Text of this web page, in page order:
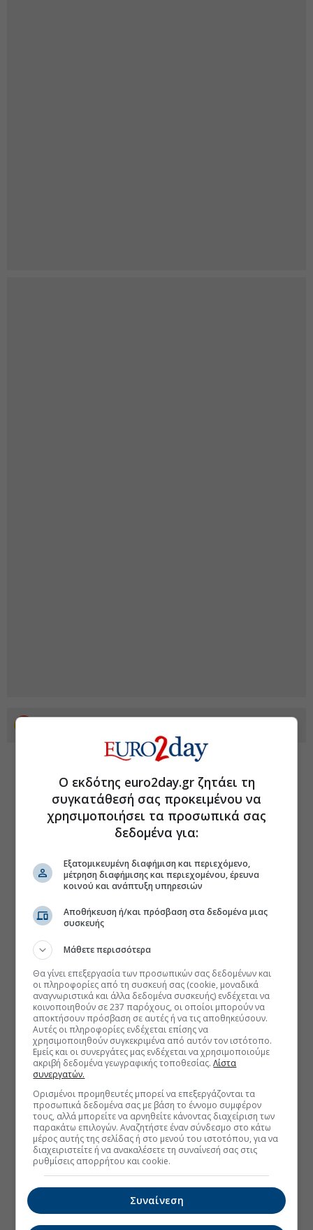
Ο εκδότης euro2day.gr ζητάει τη
συγκατάθεσή σας προκειμένου να
χρησιμοποιήσει τα προσωπικά σας
δεδομένα για:
Εξατομικευμένη διαφήμιση και περιεχόμενο,
μέτρηση διαφήμισης και περιεχομένου, έρευνα
κοινού και ανάπτυξη υπηρεσιών
Αποθήκευση ή/και πρόσβαση στα δεδομένα μιας
συσκευής
Μάθετε περισσότερα
Θα γίνει επεξεργασία των προσωπικών σας δεδομένων και
οι πληροφορίες από τη συσκευή σας (cookie, μοναδικά
αναγνωριστικά και άλλα δεδομένα συσκευής) ενδέχεται να
κοινοποιηθούν σε 237 παρόχους, οι οποίοι μπορούν να
αποκτήσουν πρόσβαση σε αυτές ή να τις αποθηκεύσουν.
Αυτές οι πληροφορίες ενδέχεται επίσης να
χρησιμοποιηθούν συγκεκριμένα από αυτόν τον ιστότοπο.
Εμείς και οι συνεργάτες μας ενδέχεται να χρησιμοποιούμε
ακριβή δεδομένα γεωγραφικής τοποθεσίας.Λίστα
συνεργατών.
Ορισμένοι προμηθευτές μπορεί να επεξεργάζονται τα
προσωπικά δεδομένα σας με βάση το έννομο συμφέρον
τους, αλλά μπορείτε να αρνηθείτε κάνοντας διαχείριση των
παρακάτω επιλογών. Αναζητήστε έναν σύνδεσμο στο κάτω
μέρος αυτής της σελίδας ή στο μενού του ιστοτόπου, για να
διαχειριστείτε ή να ανακαλέσετε τη συναίνεσή σας στις
ρυθμίσεις απορρήτου και cookie.
Συναίνεση